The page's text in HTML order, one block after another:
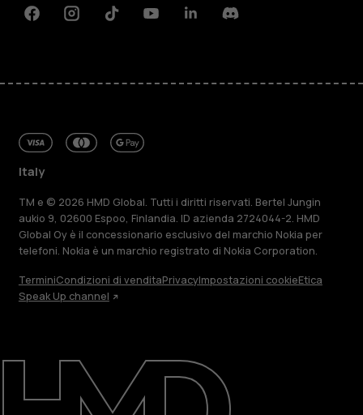
Ripara, riutilizza, ricicla
Sostenibilità
Assistenza
FacebookInstagramTiktokYoutubeLinkedinDiscord
Italy
TM e © 2026 HMD Global. Tutti i diritti riservati. Bertel Jungin
aukio 9, 02600 Espoo, Finlandia. ID azienda 2724044-2. HMD
Global Oy è il concessionario esclusivo del marchio Nokia per
telefoni. Nokia è un marchio registrato di Nokia Corporation.
TerminiCondizioni di venditaPrivacyImpostazioni cookieEtica
Speak Up channel